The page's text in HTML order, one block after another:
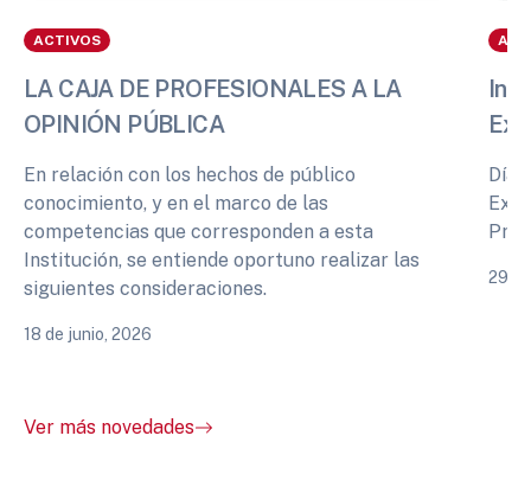
ACTIVOS
LA CAJA DE PROFESIONALES A LA
OPINIÓN PÚBLICA
En relación con los hechos de público
conocimiento, y en el marco de las
competencias que corresponden a esta
Institución, se entiende oportuno realizar las
siguientes consideraciones.
18 de junio, 2026
29
Ver más novedades